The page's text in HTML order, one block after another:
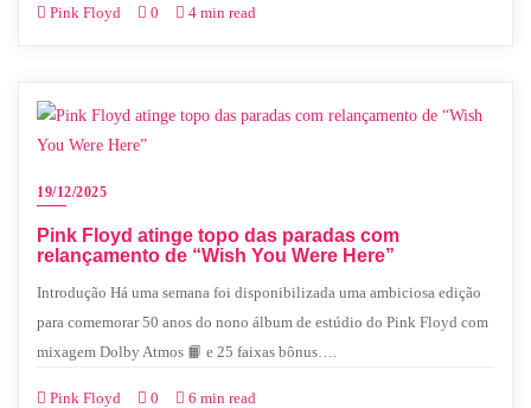
Pink Floyd 0 4 min read
19/12/2025
Pink Floyd atinge topo das paradas com
relançamento de “Wish You Were Here”
Introdução Há uma semana foi disponibilizada uma ambiciosa edição
para comemorar 50 anos do nono álbum de estúdio do Pink Floyd com
mixagem Dolby Atmos 📙 e 25 faixas bônus….
Pink Floyd 0 6 min read